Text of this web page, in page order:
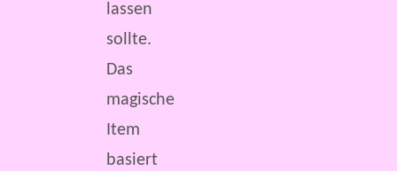
lassen
sollte.
Das
magische
Item
basiert